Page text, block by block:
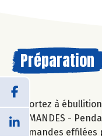
Préparation
Portez à
AMANDES -
amandes